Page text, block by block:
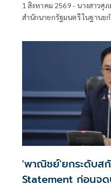
1 สิงหาคม 2569 - นางสาวศุ
สำนักนายกรัฐมนตรี ในฐานะ
เหลือ ที่ปรึกษารัฐมนตรีประ
ขับเคลื่อนนโยบายการบริห
'พาณิชย์'ยกระดับส
Statement ก่อนจด